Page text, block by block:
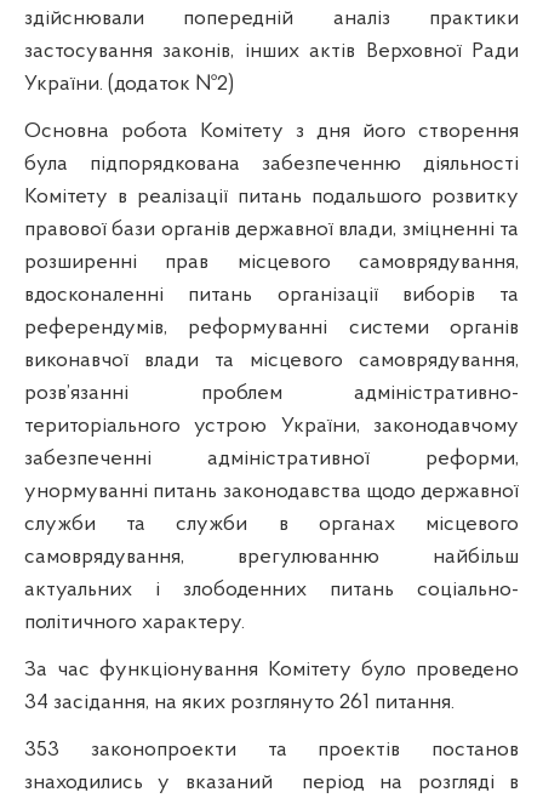
здійснювали попередній аналіз практики
застосування законів, інших актів Верховної Ради
України. (додаток №2)
Основна робота Комітету з дня його створення
була підпорядкована забезпеченню діяльності
Комітету в реалізації питань подальшого розвитку
правової бази органів державної влади, зміцненні та
розширенні прав місцевого самоврядування,
вдосконаленні питань організації виборів та
референдумів, реформуванні системи органів
виконавчої влади та місцевого самоврядування,
розв’язанні проблем адміністративно-
територіального устрою України, законодавчому
забезпеченні адміністративної реформи,
унормуванні питань законодавства щодо державної
служби та служби в органах місцевого
самоврядування, врегулюванню найбільш
актуальних і злободенних питань соціально-
політичного характеру.
За час функціонування Комітету було проведено
34 засідання, на яких розглянуто 261 питання.
353 законопроекти та проектів постанов
знаходились у вказаний
період на розгляді в